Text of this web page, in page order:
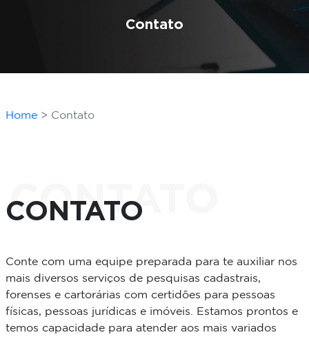
Contato
Home Contato
CONTATO
CONTATO
Conte com uma equipe preparada para te auxiliar nos
mais diversos serviços de pesquisas cadastrais,
forenses e cartorárias com certidões para pessoas
físicas, pessoas jurídicas e imóveis. Estamos prontos e
temos capacidade para atender aos mais variados